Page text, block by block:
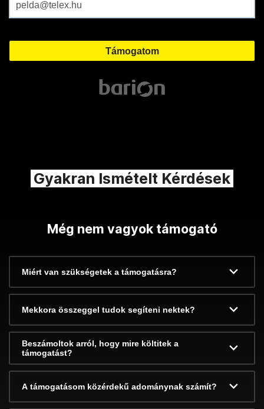
Gyakran Ismételt Kérdések
Még nem vagyok támogató
Miért van szükségetek a támogatásra?
Mekkora összeggel tudok segíteni nektek?
Beszámoltok arról, hogy mire költitek a
támogatást?
A támogatásom közérdekű adománynak számít?